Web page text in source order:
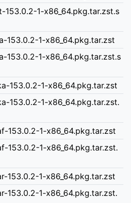
1-x86_64.pkg.tar.zst.s
153.0.2-1-x86_64.pkg.tar.zst
153.0.2-1-x86_64.pkg.tar.zst.s
153.0.2-1-x86_64.pkg.tar.zst
153.0.2-1-x86_64.pkg.tar.zst.
153.0.2-1-x86_64.pkg.tar.zst
153.0.2-1-x86_64.pkg.tar.zst.
153.0.2-1-x86_64.pkg.tar.zst
153.0.2-1-x86_64.pkg.tar.zst.